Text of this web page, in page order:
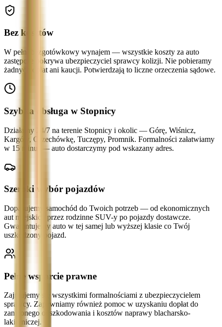
Bez kosztów
W pełni bezgotówkowy wynajem — wszystkie koszty za auto
zastępcze pokrywa ubezpieczyciel sprawcy kolizji. Nie pobieramy
żadnych opłat ani kaucji. Potwierdzają to liczne orzeczenia sądowe.
Szybka obsługa w Stopnicy
Działamy 24/7 na terenie Stopnicy i okolic — Górę, Wiśnicz,
Kargów, Orzechówkę, Tuczępy, Promnik. Formalności załatwiamy
w 15 minut — auto dostarczymy pod wskazany adres.
Szeroki wybór pojazdów
Dopasujemy samochód do Twoich potrzeb — od ekonomicznych
aut miejskich przez rodzinne SUV-y po pojazdy dostawcze.
Gwarantujemy auto w tej samej lub wyższej klasie co Twój
uszkodzony pojazd.
Pełne wsparcie prawne
Zajmujemy się wszystkimi formalnościami z ubezpieczycielem
sprawcy. Zapewniamy również pomoc w uzyskaniu dopłat do
zaniżonego odszkodowania i kosztów naprawy blacharsko-
lakierniczej.